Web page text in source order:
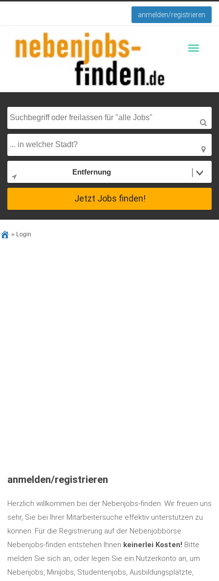
anmelden/registrieren
Entfernung
Jetzt Jobs finden!
» Login
anmelden/registrieren
Herzlich willkommen bei der Nebenjobs-finden. Wir freuen uns
sehr, Sie bei Ihrer Mitarbeitersuche effektiv unterstützen zu
können. Für die Registrierung auf der Nebenjobbörse
Nebenjobs-finden entstehen Ihnen keinerlei Kosten! Bitte
melden Sie sich an, oder legen Sie ein Nutzerkonto an, um
Nebenjobs, Minijobs, Studentenjobs, Ausbildungsplätzte,